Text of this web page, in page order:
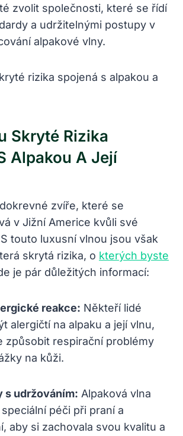
zvolit společnosti, které se řídí
a udržitelnými postupy v
alpakové vlny.
Skryté Rizika
Alpakou A Její
zvíře, které se
v Jižní Americe kvůli své
touto luxusní vlnou jsou však
skrytá rizika, o kterých byste
je pár důležitých informací:
reakce: Někteří lidé
alergičtí na alpaku a její vlnu,
způsobit respirační problémy
na kůži.
s udržováním: Alpaková vlna
péči při praní a
aby si zachovala svou kvalitu a